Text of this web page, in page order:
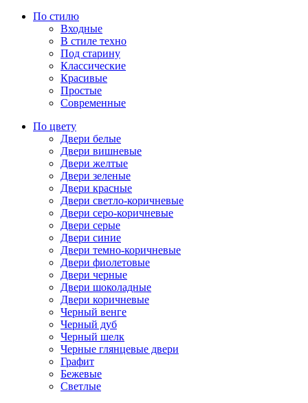
По стилю
Входные
В стиле техно
Под старину
Классические
Красивые
Простые
Современные
По цвету
Двери белые
Двери вишневые
Двери желтые
Двери зеленые
Двери красные
Двери светло-коричневые
Двери серо-коричневые
Двери серые
Двери синие
Двери темно-коричневые
Двери фиолетовые
Двери черные
Двери шоколадные
Двери коричневые
Черный венге
Черный дуб
Черный шелк
Черные глянцевые двери
Графит
Бежевые
Светлые